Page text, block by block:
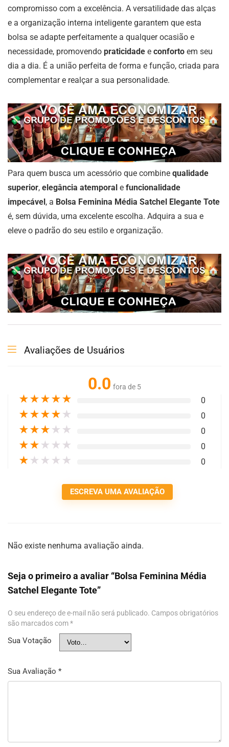
compromisso com a excelência. A versatilidade das alças
e a organização interna inteligente garantem que esta
bolsa se adapte perfeitamente a qualquer ocasião e
necessidade, promovendo praticidade e conforto em seu
dia a dia. É a união perfeita de forma e função, criada para
complementar e realçar a sua personalidade.
Para quem busca um acessório que combine qualidade
superior, elegância atemporal e funcionalidade
impecável, a Bolsa Feminina Média Satchel Elegante Tote
é, sem dúvida, uma excelente escolha. Adquira a sua e
eleve o padrão do seu estilo e organização.
Avaliações de Usuários
0.0 fora de 5
★★★★★ 0
★★★★ ★ 0
★★★ ★ ★ 0
★★ ★ ★ ★ 0
★ ★ ★ ★ ★ 0
ESCREVA UMA AVALIAÇÃO
Não existe nenhuma avaliação ainda.
Seja o primeiro a avaliar “Bolsa Feminina Média
Satchel Elegante Tote”
O seu endereço de e-mail não será publicado. Campos obrigatórios
são marcados com*
Sua Votação
Sua Avaliação *